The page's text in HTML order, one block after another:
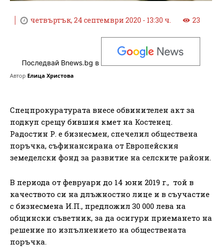
четвъртък, 24 септември 2020 - 13:30 ч. 23
Последвай Bnews.bg в
Автор Елица Христова
Спецпрокуратурата внесе обвинителен акт за
подкуп срещу бившия кмет на Костенец.
Радостин Р. е бизнесмен, спечелил обществена
поръчка, съфинансирана от Европейския
земеделски фонд за развитие на селските райони.
В периода от февруари до 14 юни 2019 г., той в
качеството си на длъжностно лице и в съучастие
с бизнесмена И.П., предложил 30 000 лева на
общински съветник, за да осигури приемането на
решение по изпълнението на обществената
поръчка.